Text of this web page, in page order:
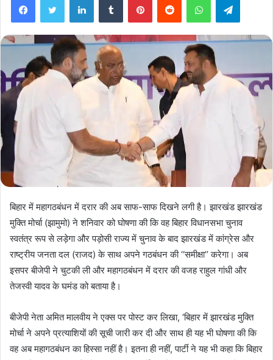
बिहार में महागठबंधन में दरार की अब साफ-साफ दिखने लगी है। झारखंड झारखंड
मुक्ति मोर्चा (झामुमो) ने शनिवार को घोषणा की कि वह बिहार विधानसभा चुनाव
स्वतंत्र रूप से लड़ेगा और पड़ोसी राज्य में चुनाव के बाद झारखंड में कांग्रेस और
राष्ट्रीय जनता दल (राजद) के साथ अपने गठबंधन की ‘‘समीक्षा’’ करेगा। अब
इसपर बीजेपी ने चुटकी ली और महागठबंधन में दरार की वजह राहुल गांधी और
तेजस्वी यादव के घमंड को बताया है।
बीजेपी नेता अमित मालवीय ने एक्स पर पोस्ट कर लिखा, ‘बिहार में झारखंड मुक्ति
मोर्चा ने अपने प्रत्याशियों की सूची जारी कर दी और साथ ही यह भी घोषणा की कि
वह अब महागठबंधन का हिस्सा नहीं है। इतना ही नहीं, पार्टी ने यह भी कहा कि बिहार